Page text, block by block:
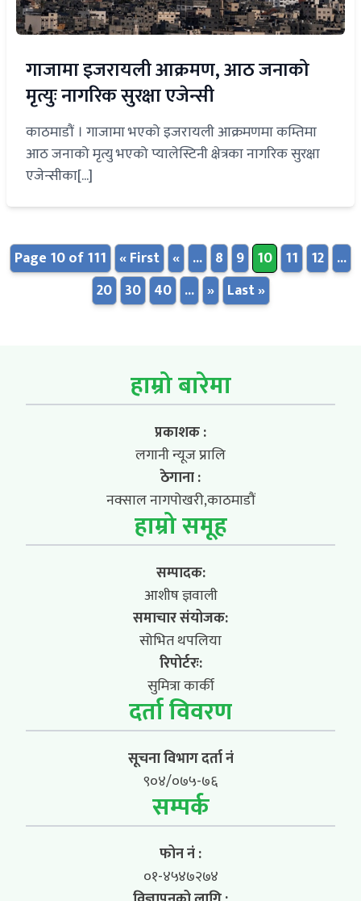
गाजामा इजरायली आक्रमण, आठ जनाको
मृत्युः नागरिक सुरक्षा एजेन्सी
काठमाडौं । गाजामा भएको इजरायली आक्रमणमा कम्तिमा
आठ जनाको मृत्यु भएको प्यालेस्टिनी क्षेत्रका नागरिक सुरक्षा
एजेन्सीका[...]
Page 10 of 111 « First « ... 8 9 10 11 12 ...
20 30 40 ... » Last »
हाम्रो बारेमा
प्रकाशक :
लगानी न्यूज प्रालि
ठेगाना :
नक्साल नागपोखरी,काठमाडौं
हाम्रो समूह
सम्पादक:
आशीष ज्ञवाली
समाचार संयोजक:
सोभित थपलिया
रिपोर्टरः:
सुमित्रा कार्की
दर्ता विवरण
सूचना विभाग दर्ता नं
९०४/०७५-७६
सम्पर्क
फोन नं :
०१-४५४७२७४